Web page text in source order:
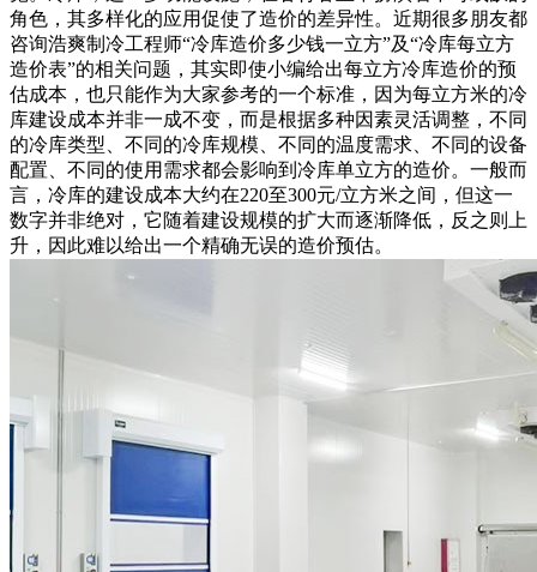
角色，其多样化的应用促使了造价的差异性。近期很多朋友都
咨询浩爽制冷工程师“冷库造价多少钱一立方”及“冷库每立方
造价表”的相关问题，其实即使小编给出每立方冷库造价的预
估成本，也只能作为大家参考的一个标准，因为每立方米的冷
库建设成本并非一成不变，而是根据多种因素灵活调整，不同
的冷库类型、不同的冷库规模、不同的温度需求、不同的设备
配置、不同的使用需求都会影响到冷库单立方的造价。一般而
言，冷库的建设成本大约在220至300元/立方米之间，但这一
数字并非绝对，它随着建设规模的扩大而逐渐降低，反之则上
升，因此难以给出一个精确无误的造价预估。